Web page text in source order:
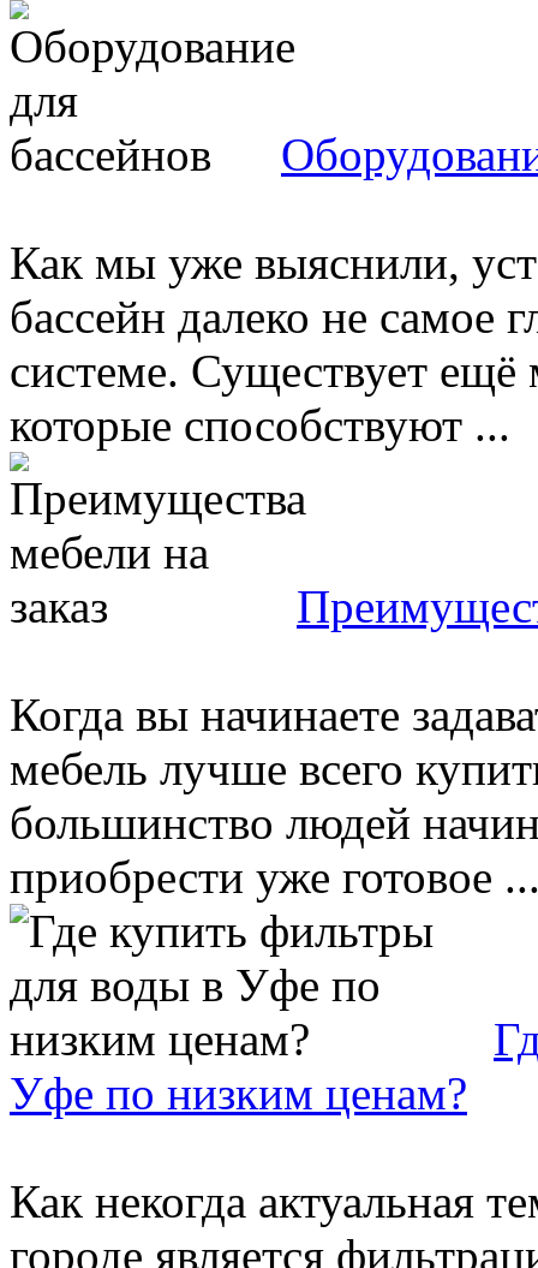
Как мы уже выяснили,
бассейн далеко не самое
системе. Существует ещё
которые способствуют ...
Когда вы начинаете
мебель лучше всего
большинство людей
приобрести уже готовое
Уфе по низким ценам?
Как некогда актуальная
городе является